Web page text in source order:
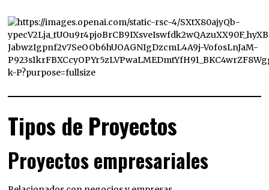
Tipos de Proyectos
Proyectos empresariales